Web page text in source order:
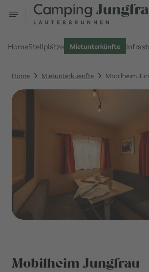
HomeStellplätze Mietunterkünfte
Home Mietunterkuenfte Mobilheim
Mobilheim Jungfrau